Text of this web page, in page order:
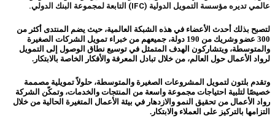
عالمي تديره مؤسسة التمويل الدولية (IFC) التابعة لمجموعة البنك الدولي.
لتصبح بذلك أحدث الأعضاء في هذه الشبكة العالمية، حيث يضم المنتدى أكثر من
300 عضو وشريك من 190 دولة، جميعهم من خبراء تمويل الشركات الصغيرة
والمتوسطة، ويتشاركون الهدف المتمثل في توسيع نطاق الوصول إلى التمويل
لرواد الأعمال حول العالم، من خلال تبادل المعرفة والأفكار الخاصة بالابتكار.
وتقدم بلتون لتمويل المشروعات الصغيرة والمتوسطة، حلولاً تمويلية مصممة
خصيصًا لتلبية احتياجات مجموعة واسعة من المنتجات والخدمات، وتمكّن الشركة
رواد الأعمال من تحقيق النمو والازدهار في بيئة الأعمال المتغيرة الحالية من خلال
التزامها بالتركيز على العملاء والابتكار.